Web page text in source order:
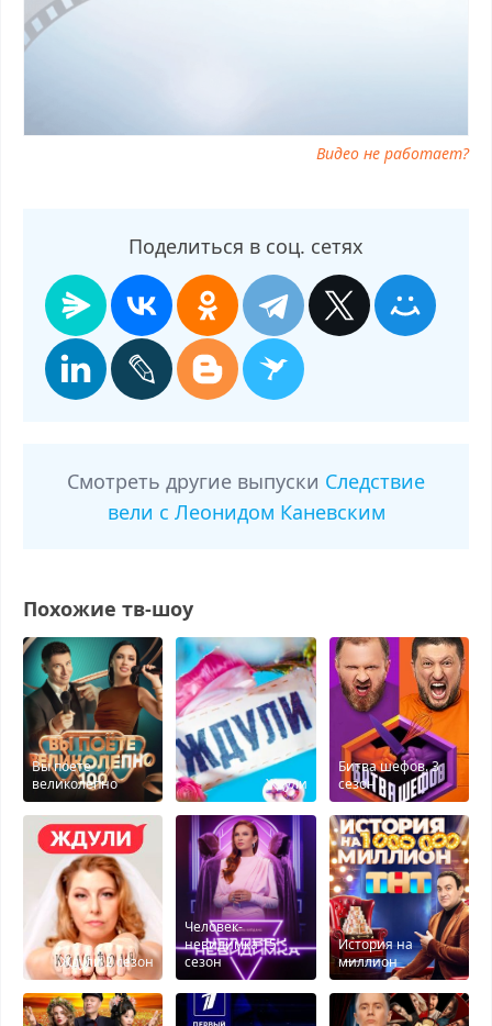
Следствие вели с Леонидом Каневским от 23.11.2025 смотреть
сегодня, смотреть онлайн Следствие вели с Леонидом
Каневским от 23.11.2025, ток шоу Следствие вели с Леонидом
Видео не работает?
Поделиться в соц. сетях
Смотреть другие выпуски Следствие
вели с Леонидом Каневским
Похожие тв-шоу
Вы поете
великолепно
Ждули
Битва шефов. 3
сезон
Ждули 2 сезон
Человек-
невидимка 15
сезон
История на
миллион